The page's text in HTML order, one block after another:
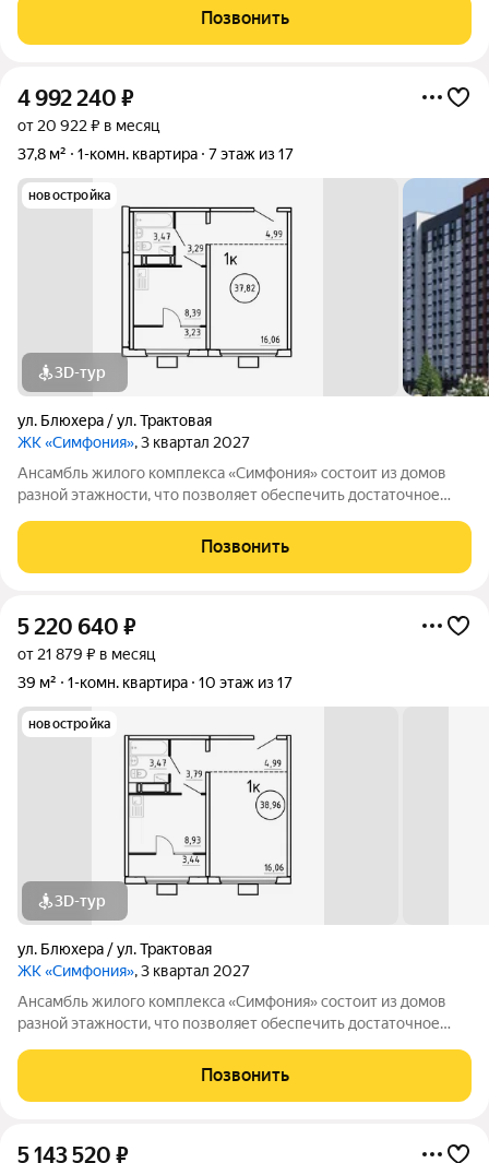
времени и предлагаем квартиры с уже готовой базовой
отделкой. Заезжайте и живите! ЖК
Позвонить
4 992 240 ₽
от 20 922 ₽ в месяц
37,8 м²
1-комн. квартира 7 этаж из 17
новостройка
3D-тур
ул. Блюхера / ул. Трактовая
ЖК «Симфония», 3 квартал 2027
Ансамбль жилого комплекса «Симфония» состоит из домов
разной этажности, что позволяет обеспечить достаточное
времени и предлагаем квартиры с уже готовой базовой
отделкой. Заезжайте и живите! ЖК
Позвонить
5 220 640 ₽
от 21 879 ₽ в месяц
39 м²
1-комн. квартира 10 этаж из 17
новостройка
3D-тур
ул. Блюхера / ул. Трактовая
ЖК «Симфония», 3 квартал 2027
Ансамбль жилого комплекса «Симфония» состоит из домов
разной этажности, что позволяет обеспечить достаточное
времени и предлагаем квартиры с уже готовой базовой
отделкой. Заезжайте и живите! ЖК
Позвонить
5 143 520 ₽